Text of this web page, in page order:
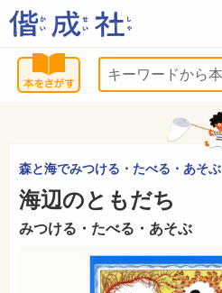
森と海でみつける・たべる・あそぶ
海辺のともだち
みつける・たべる・あそぶ